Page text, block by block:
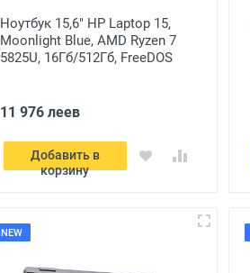
Ноутбук 15,6" HP Laptop 15,
Moonlight Blue, AMD Ryzen 7
5825U, 16Гб/512Гб, FreeDOS
11 976 леев
Добавить в
корзину
NEW